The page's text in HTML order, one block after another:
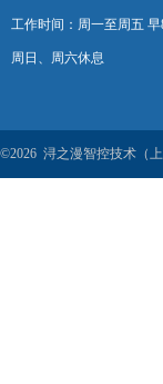
工作时间：周一至周五 早
周日、周六休息
©2026 浔之漫智控技术（